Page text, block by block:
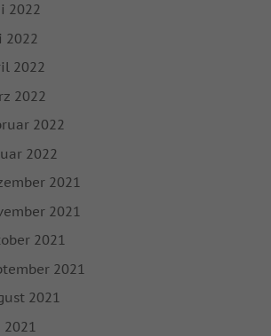
2022
2022
2022
2022
2022
2022
2021
2021
2021
2021
2021
2021
Medien